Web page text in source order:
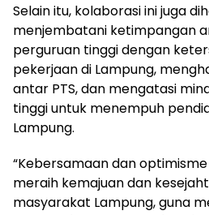
Selain itu, kolaborasi ini juga
menjembatani ketimpangan
perguruan tinggi dengan
pekerjaan di Lampung,
antar PTS, dan mengatasi
tinggi untuk menempuh
Lampung.
“Kebersamaan dan
meraih kemajuan dan
masyarakat Lampung, guna